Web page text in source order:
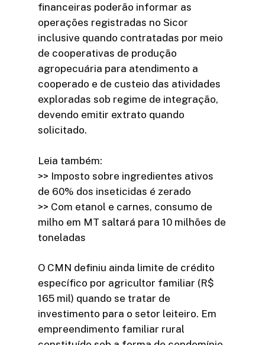
financeiras poderão informar as
operações registradas no Sicor
inclusive quando contratadas por meio
de cooperativas de produção
agropecuária para atendimento a
cooperado e de custeio das atividades
exploradas sob regime de integração,
devendo emitir extrato quando
solicitado.
Leia também:
>> Imposto sobre ingredientes ativos
de 60% dos inseticidas é zerado
>> Com etanol e carnes, consumo de
milho em MT saltará para 10 milhões de
toneladas
O CMN definiu ainda limite de crédito
específico por agricultor familiar (R$
165 mil) quando se tratar de
investimento para o setor leiteiro. Em
empreendimento familiar rural